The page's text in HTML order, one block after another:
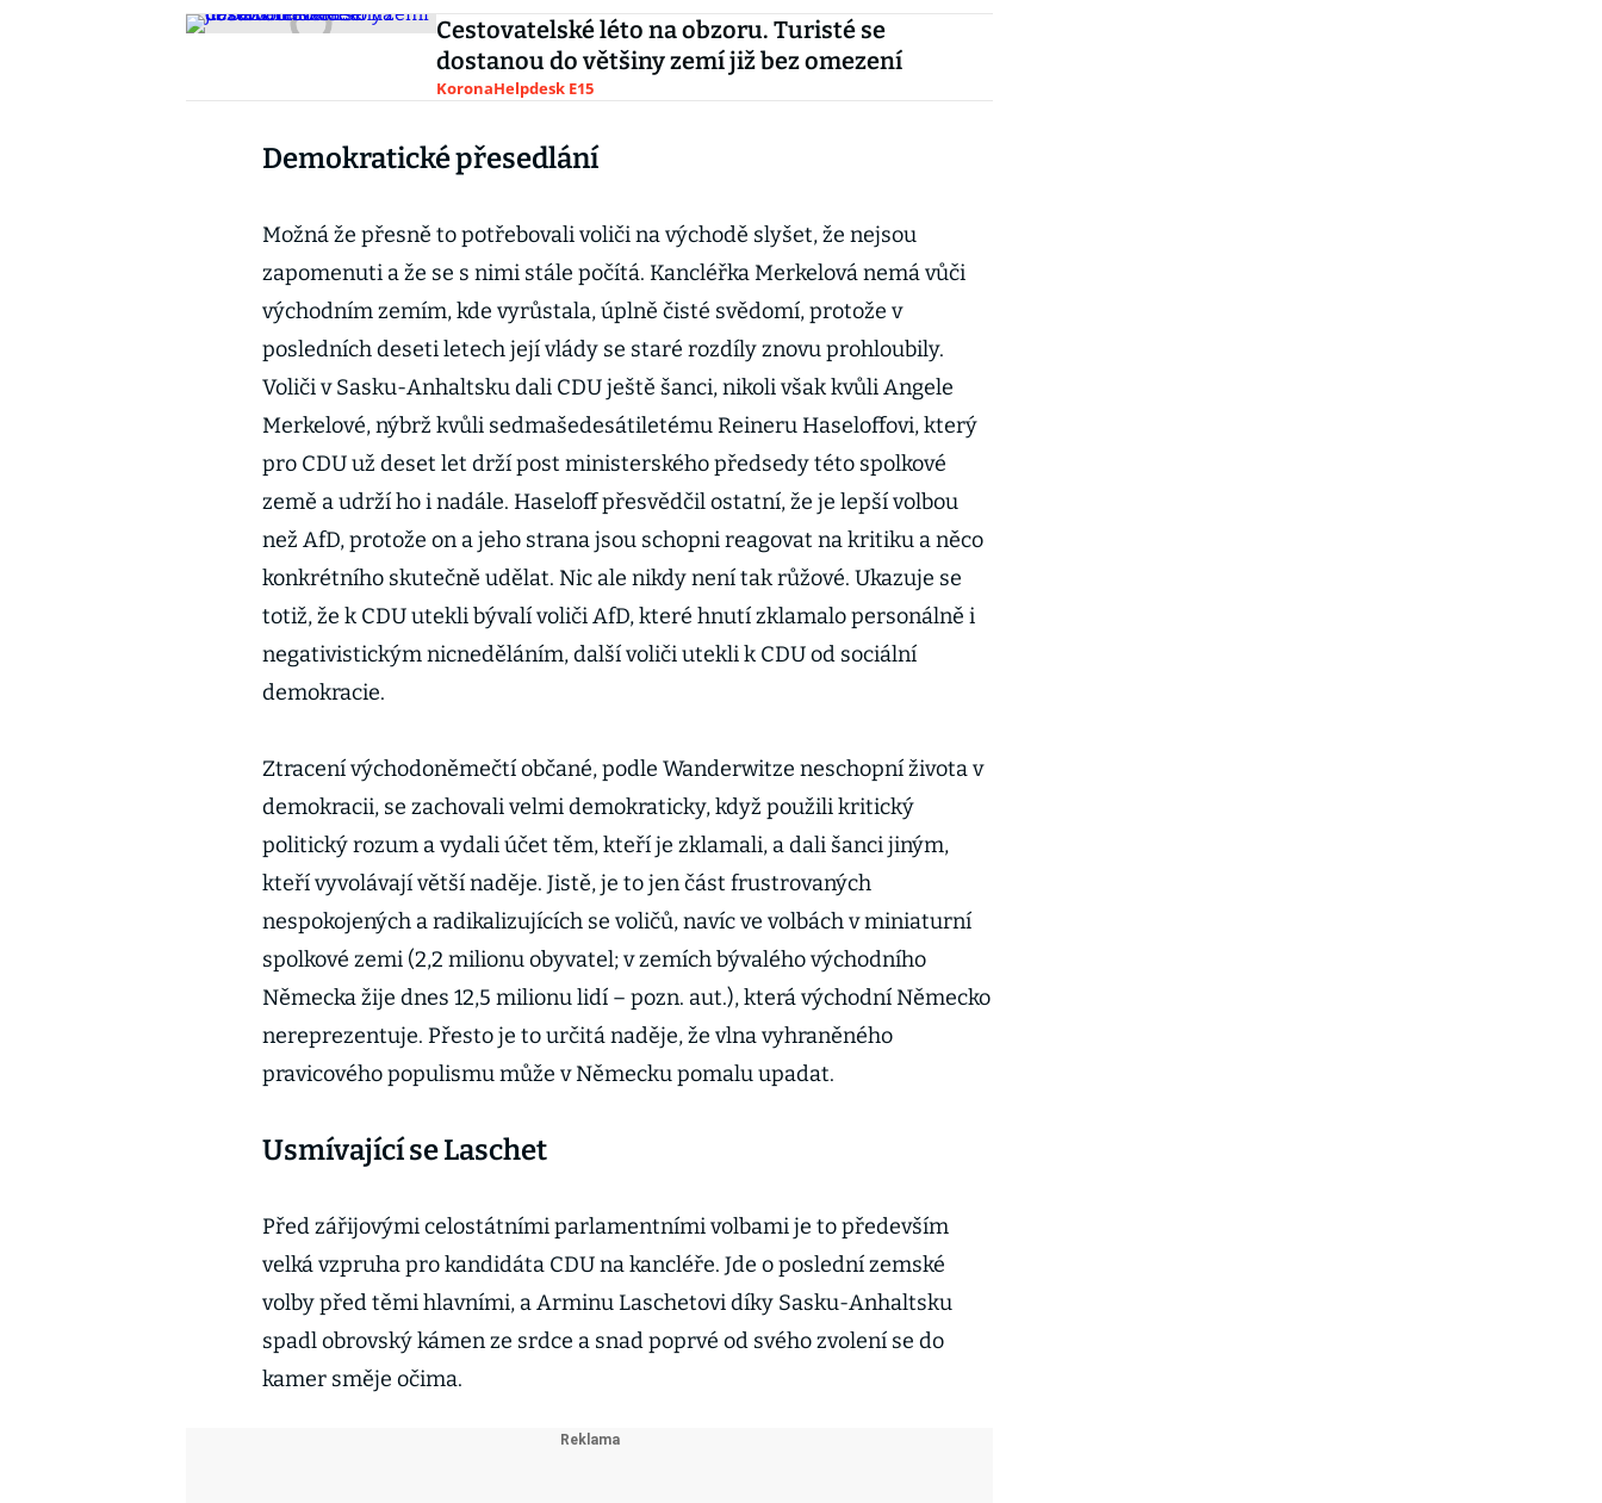
Cestovatelské léto na obzoru. Turisté se
dostanou do většiny zemí již bez omezení
KoronaHelpdesk E15
Demokratické přesedlání
Možná že přesně to potřebovali voliči na východě slyšet, že nejsou
zapomenuti a že se s nimi stále počítá. Kancléřka Merkelová nemá vůči
východním zemím, kde vyrůstala, úplně čisté svědomí, protože v
posledních deseti letech její vlády se staré rozdíly znovu prohloubily.
Voliči v Sasku-Anhaltsku dali CDU ještě šanci, nikoli však kvůli Angele
Merkelové, nýbrž kvůli sedmašedesátiletému Reineru Haseloffovi, který
pro CDU už deset let drží post ministerského předsedy této spolkové
země a udrží ho i nadále. Haseloff přesvědčil ostatní, že je lepší volbou
než AfD, protože on a jeho strana jsou schopni reagovat na kritiku a něco
konkrétního skutečně udělat. Nic ale nikdy není tak růžové. Ukazuje se
totiž, že k CDU utekli bývalí voliči AfD, které hnutí zklamalo personálně i
negativistickým nicneděláním, další voliči utekli k CDU od sociální
demokracie.
Ztracení východoněmečtí občané, podle Wanderwitze neschopní života v
demokracii, se zachovali velmi demokraticky, když použili kritický
politický rozum a vydali účet těm, kteří je zklamali, a dali šanci jiným,
kteří vyvolávají větší naděje. Jistě, je to jen část frustrovaných
nespokojených a radikalizujících se voličů, navíc ve volbách v miniaturní
spolkové zemi (2,2 milionu obyvatel; v zemích bývalého východního
Německa žije dnes 12,5 milionu lidí – pozn. aut.), která východní Německo
nereprezentuje. Přesto je to určitá naděje, že vlna vyhraněného
pravicového populismu může v Německu pomalu upadat.
Usmívající se Laschet
Před zářijovými celostátními parlamentními volbami je to především
velká vzpruha pro kandidáta CDU na kancléře. Jde o poslední zemské
volby před těmi hlavními, a Arminu Laschetovi díky Sasku-Anhaltsku
spadl obrovský kámen ze srdce a snad poprvé od svého zvolení se do
kamer směje očima.